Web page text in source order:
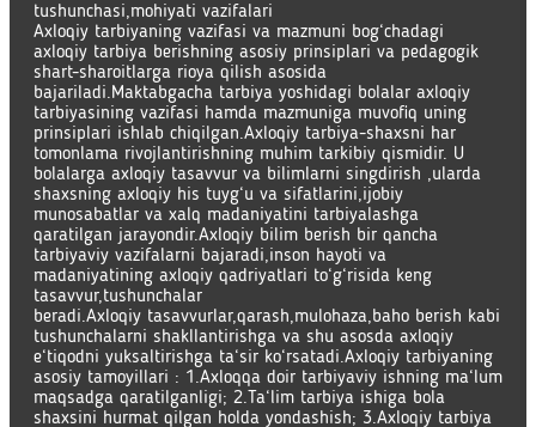
tushunchasi,mohiyati vazifalari
Axloqiy tarbiyaning vazifasi va mazmuni bog‘chadagi
axloqiy tarbiya berishning asosiy prinsiplari va pedagogik
shart-sharoitlarga rioya qilish asosida
bajariladi.Maktabgacha tarbiya yoshidagi bolalar axloqiy
tarbiyasining vazifasi hamda mazmuniga muvofiq uning
prinsiplari ishlab chiqilgan.Axloqiy tarbiya-shaxsni har
tomonlama rivojlantirishning muhim tarkibiy qismidir. U
bolalarga axloqiy tasavvur va bilimlarni singdirish ,ularda
shaxsning axloqiy his tuyg‘u va sifatlarini,ijobiy
munosabatlar va xalq madaniyatini tarbiyalashga
qaratilgan jarayondir.Axloqiy bilim berish bir qancha
tarbiyaviy vazifalarni bajaradi,inson hayoti va
madaniyatining axloqiy qadriyatlari to‘g‘risida keng
tasavvur,tushunchalar
beradi.Axloqiy tasavvurlar,qarash,mulohaza,baho berish kabi
tushunchalarni shakllantirishga va shu asosda axloqiy
e‘tiqodni yuksaltirishga ta‘sir ko‘rsatadi.Axloqiy tarbiyaning
asosiy tamoyillari : 1.Axloqqa doir tarbiyaviy ishning ma‘lum
maqsadga qaratilganligi; 2.Ta‘lim tarbiya ishiga bola
shaxsini hurmat qilgan holda yondashish; 3.Axloqiy tarbiya